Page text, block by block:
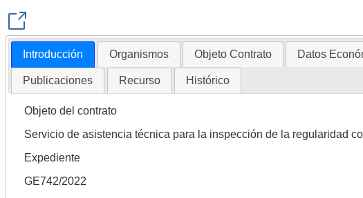
Introducción Organismos Objeto Contrato Datos
Publicaciones Recurso Histórico
Objeto del contrato
Servicio de asistencia técnica para la inspección de la regularidad
Expediente
GE742/2022